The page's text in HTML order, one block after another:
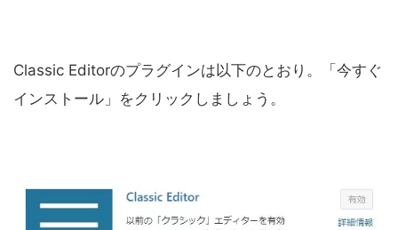
Classic Editorのプラグインは以下のとおり。「今すぐ
インストール」をクリックしましょう。